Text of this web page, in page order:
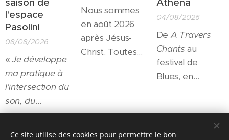
l'espace
Pasolini
08/08/2026
«Je développe
ma pratique à
l'intersection du
son, du
mouvement et
Nous sommes
en août 2026
après Jésus-
Christ. Toutes
théâtre
04/08/2026
De A Travers
Chantsau
festival de
Blues, en
soutien à la
Share
Ce site utilise des cookies pour permettre le bon